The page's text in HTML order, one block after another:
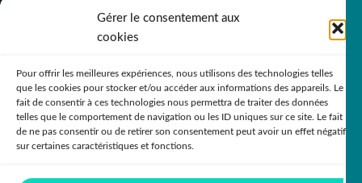
Gérer le consentement aux
cookies
Pour offrir les meilleures expériences, nous utilisons des technologies telles
que les cookies pour stocker et/ou accéder aux informations des appareils. Le
fait de consentir à ces technologies nous permettra de traiter des données
telles que le comportement de navigation ou les ID uniques sur ce site. Le fait
de ne pas consentir ou de retirer son consentement peut avoir un effet négatif
sur certaines caractéristiques et fonctions.